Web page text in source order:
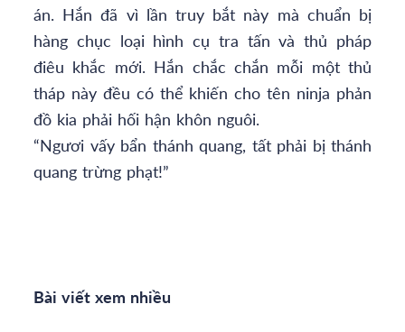
án. Hắn đã vì lần truy bắt này mà chuẩn bị
hàng chục loại hình cụ tra tấn và thủ pháp
điêu khắc mới. Hắn chắc chắn mỗi một thủ
tháp này đều có thể khiến cho tên ninja phản
đồ kia phải hối hận khôn nguôi.
“Ngươi vấy bẩn thánh quang, tất phải bị thánh
quang trừng phạt!”
Bài viết xem nhiều